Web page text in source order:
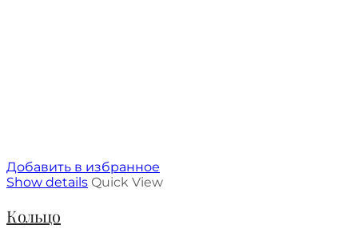
Добавить в избранное
Show details Quick View
Кольцо